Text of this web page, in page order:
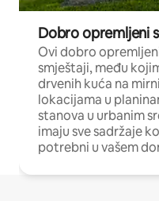
Dobro opremljeni
Ovi dobro
smještaji, među
drvenih kuća na
lokacijama u
stanova u urbanim
imaju sve sadržaje
potrebni u vašem